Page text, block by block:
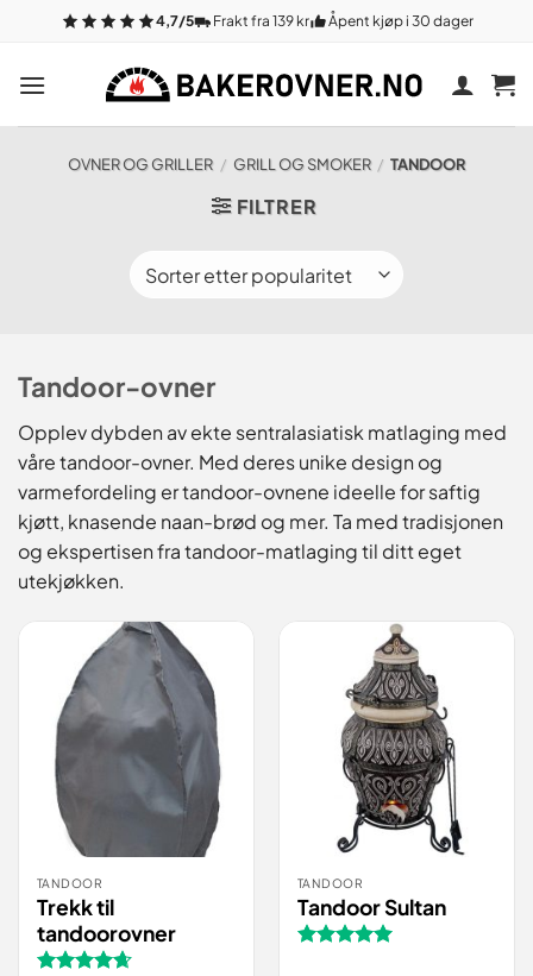
innhold
4,7/5 Frakt fra 139 kr Åpent kjøp i 30 dager
OVNER OG GRILLER / GRILL OG SMOKER / TANDOOR
FILTRER
Tandoor-ovner
Opplev dybden av ekte sentralasiatisk matlaging med
våre tandoor-ovner. Med deres unike design og
varmefordeling er tandoor-ovnene ideelle for saftig
kjøtt, knasende naan-brød og mer. Ta med tradisjonen
og ekspertisen fra tandoor-matlaging til ditt eget
utekjøkken.
TANDOOR
Trekk til
tandoorovner
TANDOOR
Tandoor Sultan